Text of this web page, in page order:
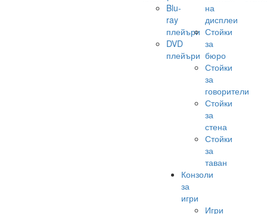
Blu-
ray
плейъри
DVD
плейъри
на
дисплеи
Стойки
за
бюро
Стойки
за
говорители
Стойки
за
стена
Стойки
за
таван
Конзоли
за
игри
Игри